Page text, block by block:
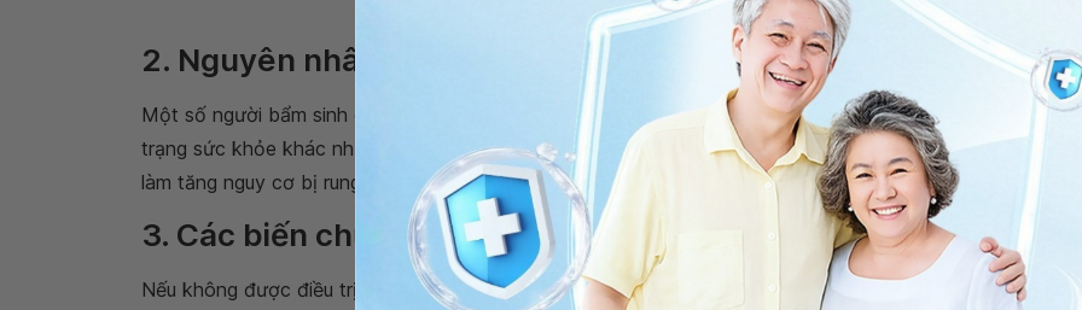
Trên lâm sàng hiện đang chia ra làm nhiều loại rung nhĩ khác nhau
2. Nguyên nhân của rung nhĩ
Một số người bẩm sinh có vấn đề về tim có thể bị rung nhĩ về sau này trong cuộc đời. Các tình
trạng sức khỏe khác như huyết áp cao, tiểu đường, ngưng thở khi ngủ hoặc bệnh phổi cũng có thể
làm tăng nguy cơ bị rung nhĩ. Trong nhiều trường hợp, người bị rung nhĩ không biết nguyên nhân.
3. Các biến chứng có thể xảy ra của rung nhĩ
Nếu không được điều trị, rung nhĩ có thể dẫn đến nguy cơ mắc các vấn đề nghiêm trọng như đột